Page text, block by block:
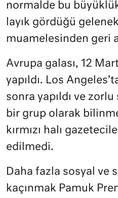
normalde bu
layık gördüğü
muamelesinden geri
Avrupa galası, 12
yapıldı. Los
sonra yapıldı ve
bir grup olarak
kırmızı halı
edilmedi.
Daha fazla sosyal ve
kaçınmak Pamuk